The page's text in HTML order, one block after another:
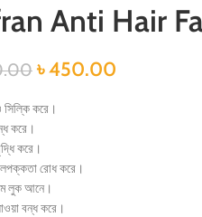
Anti Hair
৳450.00
করে।
করে।
করে।
রোধ করে।
লুক আনে।
বন্ধ করে।